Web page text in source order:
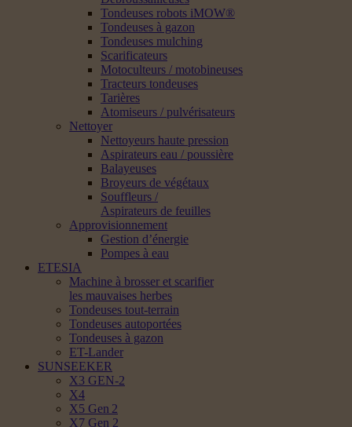
Tondeuses robots iMOW®
Tondeuses à gazon
Tondeuses mulching
Scarificateurs
Motoculteurs / motobineuses
Tracteurs tondeuses
Tarières
Atomiseurs / pulvérisateurs
Nettoyer
Nettoyeurs haute pression
Aspirateurs eau / poussière
Balayeuses
Broyeurs de végétaux
Souffleurs /
Aspirateurs de feuilles
Approvisionnement
Gestion d’énergie
Pompes à eau
ETESIA
Machine à brosser et scarifier
les mauvaises herbes
Tondeuses tout-terrain
Tondeuses autoportées
Tondeuses à gazon
ET-Lander
SUNSEEKER
X3 GEN-2
X4
X5 Gen 2
X7 Gen 2